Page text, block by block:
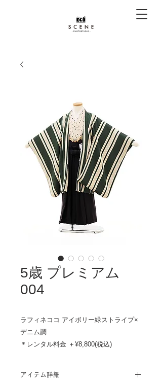
5歳 プレミアム
004
ラフィネココ アイボリー緑ストライプ×
デニム調
＊レンタル料金 ＋¥8,800(税込)
アイテム詳細